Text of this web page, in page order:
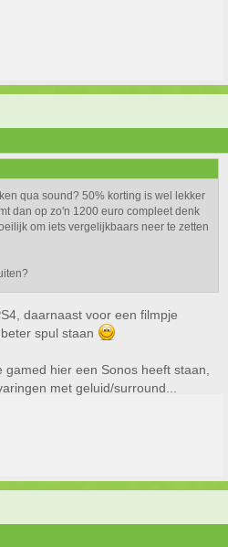
qua sound? 50% korting is wel lekker
dan op zo'n 1200 euro compleet denk
om iets vergelijkbaars neer te zetten
daarnaast voor een filmpje
spul staan
hier een Sonos heeft staan,
met geluid/surround...